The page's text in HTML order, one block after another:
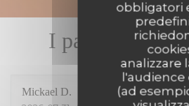
obbligatori
analizzare
l'audience
(ad
I pareri dei
Mickael D